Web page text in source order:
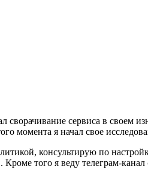
сервиса в своем
момента я начал свое
консультирую по
того я веду телеграм-